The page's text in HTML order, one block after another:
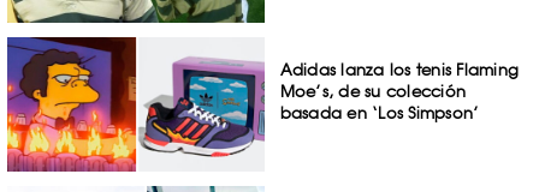
Adidas lanza los tenis Flaming
Moe’s, de su colección
basada en ‘Los Simpson’